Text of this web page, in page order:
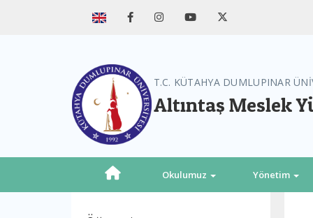
T.C. KÜTAHYA DUMLUPINAR
Altıntaş Meslek
Okulumuz Yönetim